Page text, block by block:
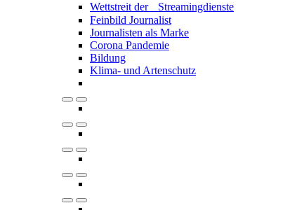
Wettstreit der Streamingdienste
Feinbild Journalist
Journalisten als Marke
Corona Pandemie
Bildung
Klima- und Artenschutz